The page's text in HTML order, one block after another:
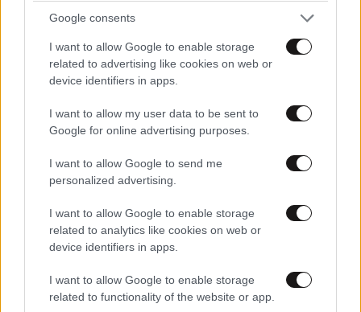
Google consents
I want to allow Google to enable storage
related to advertising like cookies on web or
device identifiers in apps.
I want to allow my user data to be sent to
Google for online advertising purposes.
I want to allow Google to send me
personalized advertising.
I want to allow Google to enable storage
related to analytics like cookies on web or
device identifiers in apps.
I want to allow Google to enable storage
related to functionality of the website or app.
Xαρακτήρες: 0/1000
Ηγγ. 16·05·2025 16:58
Ήταν συγκινητική έχουν αισθήματα οι ακροδεξιοί?
Απαντήστε